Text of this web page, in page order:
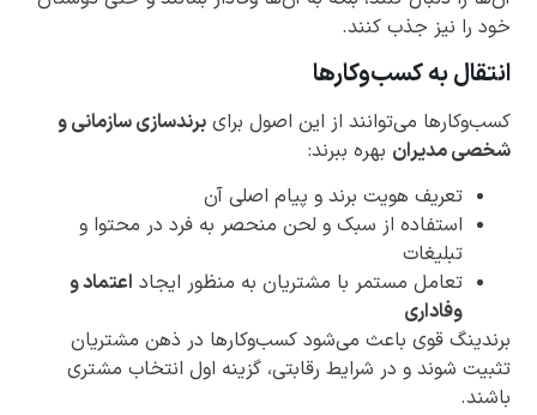
خود را نیز جذب کنند.
انتقال به کسب‌وکارها
کسب‌وکارها می‌توانند از این اصول برای برندسازی سازمانی و
شخصی مدیران بهره ببرند:
تعریف هویت برند و پیام اصلی آن
استفاده از سبک و لحن منحصر به فرد در محتوا و
تبلیغات
تعامل مستمر با مشتریان به منظور ایجاد اعتماد و
وفاداری
برندینگ قوی باعث می‌شود کسب‌وکارها در ذهن مشتریان
تثبیت شوند و در شرایط رقابتی، گزینه اول انتخاب مشتری
باشند.